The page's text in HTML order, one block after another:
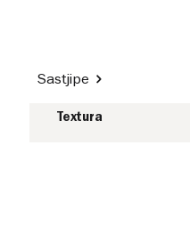
Sastjipe
Textura